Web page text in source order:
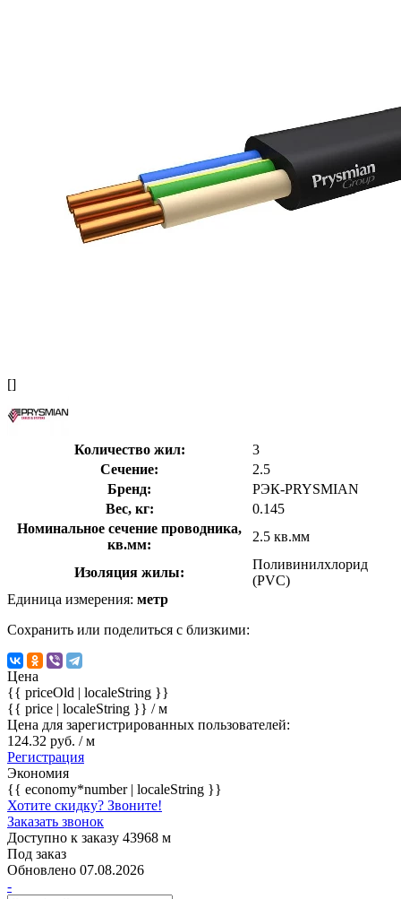
[]
Количество жил:
3
Сечение:
2.5
Бренд:
РЭК-PRYSMIAN
Вес, кг:
0.145
Номинальное сечение проводника,
кв.мм:
2.5 кв.мм
Изоляция жилы:
Поливинилхлорид
(PVC)
Единица измерения: метр
Сохранить или поделиться с близкими:
Цена
{{ priceOld | localeString }}
{{ price | localeString }} / м
Цена для зарегистрированных пользователей:
124.32 руб. / м
Регистрация
Экономия
{{ economy*number | localeString }}
Хотите скидку? Звоните!
Заказать звонок
Доступно к заказу 43968 м
Под заказ
Обновлено 07.08.2026
-